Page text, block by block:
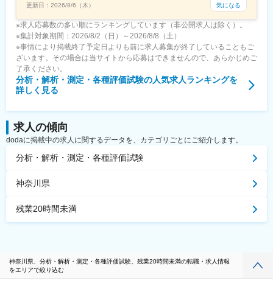
更新日： 2026/8/6（木） 気になる
※求人応募数の多い順にランキングしています（非公開求人は除く）。
※集計対象期間：2026/8/2（日）～2026/8/8（土）
※事情により掲載終了予定日よりも前に求人募集が終了していることもご
ざいます。その場合は当サイトから応募はできませんので、あらかじめご
了承ください。
分析・解析・測定・各種評価試験の人気求人ランキングを
詳しく見る
求人の傾向
dodaに掲載中の求人に関するデータを、カテゴリごとにご紹介します。
分析・解析・測定・各種評価試験
神奈川県
残業20時間未満
神奈川県、分析・解析・測定・各種評価試験、残業20時間未満の転職・求人情報
をエリアで絞り込む